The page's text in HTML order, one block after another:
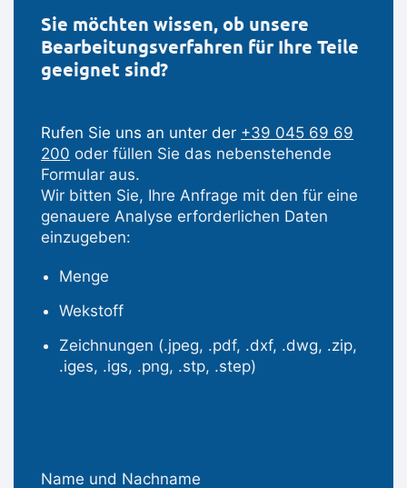
Sie möchten wissen, ob unsere
Bearbeitungsverfahren für Ihre Teile
geeignet sind?
Rufen Sie uns an unter der +39 045 69 69
200 oder füllen Sie das nebenstehende
Formular aus.
Wir bitten Sie, Ihre Anfrage mit den für eine
genauere Analyse erforderlichen Daten
einzugeben:
Menge
Wekstoff
Zeichnungen (.jpeg, .pdf, .dxf, .dwg, .zip,
.iges, .igs, .png, .stp, .step)
Name und Nachname